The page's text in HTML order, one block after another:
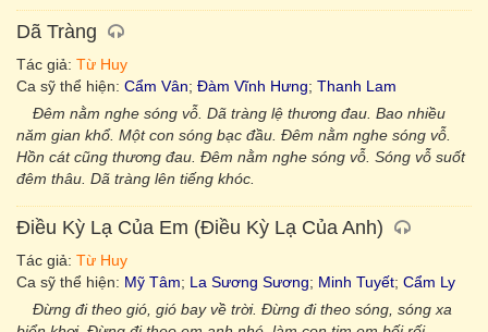
Dã Tràng
Tác giả: Từ Huy
Ca sỹ thể hiện: Cẩm Vân; Đàm Vĩnh Hưng; Thanh Lam
Đêm nằm nghe sóng vỗ. Dã tràng lệ thương đau. Bao nhiều
năm gian khổ. Một con sóng bạc đầu. Đêm nằm nghe sóng vỗ.
Hồn cát cũng thương đau. Đêm nằm nghe sóng vỗ. Sóng vỗ suốt
đêm thâu. Dã tràng lên tiếng khóc.
Điều Kỳ Lạ Của Em (Điều Kỳ Lạ Của Anh)
Tác giả: Từ Huy
Ca sỹ thể hiện: Mỹ Tâm; La Sương Sương; Minh Tuyết; Cẩm Ly
Đừng đi theo gió, gió bay về trời. Đừng đi theo sóng, sóng xa